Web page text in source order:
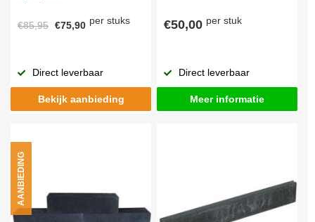
€85,95 €75,90 per stuks
Direct leverbaar
Bekijk aanbieding
€50,00 per stuk
Direct leverbaar
Meer informatie
AANBIEDING